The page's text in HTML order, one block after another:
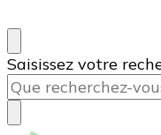
Carnets de voyages
Blog voyage à la
voyages, des
Vous
recherchiez
quelque
chose ?
Saisissez votre